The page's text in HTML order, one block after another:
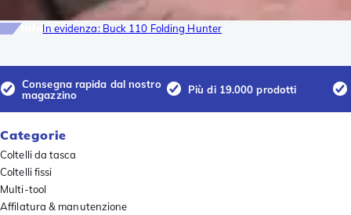
In evidenza: Buck 110 Folding Hunter
Consegna rapida dal nostro
magazzino
Più di 19.000 prodotti
Categorie
Coltelli da tasca
Coltelli fissi
Multi-tool
Affilatura & manutenzione